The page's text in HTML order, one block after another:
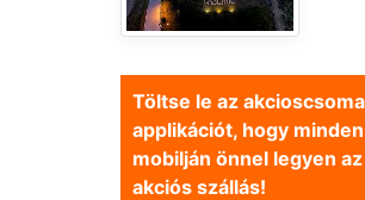
Töltse le az
applikációt, hogy
mobilján önnel legyen
akciós szállás!